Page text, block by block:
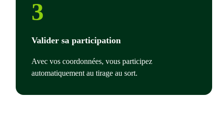
3
Valider sa participation
Avec vos coordonnées, vous participez
automatiquement au tirage au sort.